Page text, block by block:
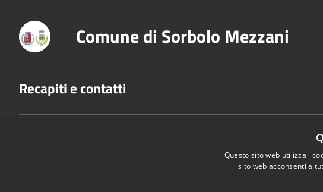
Comune di Sorbolo Mezzani
Recapiti e contatti
Questo sito web utilizza i
sito web acconsenti a